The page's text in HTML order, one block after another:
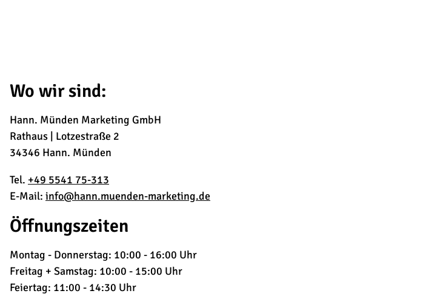
Wo wir sind:
Hann. Münden Marketing GmbH
Rathaus | Lotzestraße 2
34346 Hann. Münden
Tel. +49 5541 75-313
E-Mail: info@hann.muenden-marketing.de
Öffnungszeiten
Montag - Donnerstag: 10:00 - 16:00 Uhr
Freitag + Samstag: 10:00 - 15:00 Uhr
Feiertag: 11:00 - 14:30 Uhr